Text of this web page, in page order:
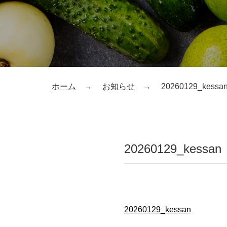
ホーム お知らせ
20260129_kessan
20260129_kessan